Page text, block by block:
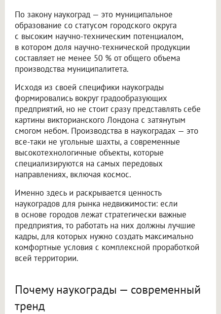
По закону наукоград — это муниципальное
образование со статусом городского округа
с высоким научно-техническим потенциалом,
в котором доля научно-технической продукции
составляет не менее 50 % от общего объема
производства муниципалитета.
Исходя из своей специфики наукограды
формировались вокруг градообразующих
предприятий, но не стоит сразу представлять себе
картины викторианского Лондона с затянутым
смогом небом. Производства в наукоградах — это
все-таки не угольные шахты, а современные
высокотехнологичные объекты, которые
специализируются на самых передовых
направлениях, включая космос.
Именно здесь и раскрывается ценность
наукоградов для рынка недвижимости: если
в основе городов лежат стратегически важные
предприятия, то работать на них должны лучшие
кадры, для которых нужно создать максимально
комфортные условия с комплексной проработкой
всей территории.
Почему наукограды — современный
тренд